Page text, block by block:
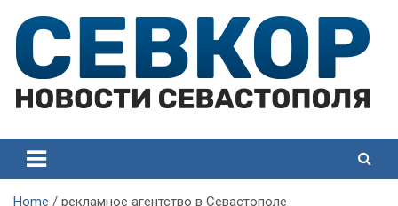
content
Севастополя
Севастополя
Home рекламное агентство в Севастополе